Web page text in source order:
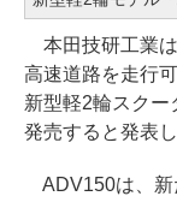
本田技研工業
高速道路を走行
新型軽2輪スク
発売すると発表
ADV150は、新